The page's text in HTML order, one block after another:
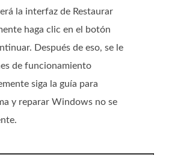
la interfaz de Restaurar
haga clic en el botón
Después de eso, se le
de funcionamiento
siga la guía para
y reparar Windows no se